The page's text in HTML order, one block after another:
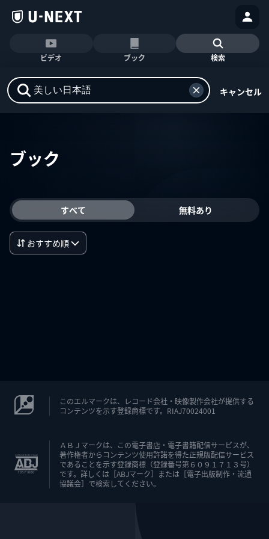
ビデオ ブック 検索
キャンセル
ブック
すべて 無料あり
おすすめ順
このエルマークは、レコード会社・映像製作会社が提供する
コンテンツを示す登録商標です。RIAJ70024001
ＡＢＪマークは、この電子書店・電子書籍配信サービスが、
著作権者からコンテンツ使用許諾を得た正規版配信サービス
であることを示す登録商標（登録番号第６０９１７１３号）
です。詳しくは［ABJマーク］または［電子出版制作・流通
協議会］で検索してください。